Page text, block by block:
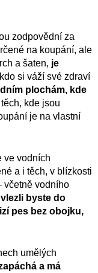
zodpovědní za
na koupání, ale
a šaten, je
si váží své zdraví
plochám, kde
kde jsou
je na vlastní
ve vodních
a i těch, v blízkosti
včetně vodního
byste do
pes bez obojku,
umělých
a má